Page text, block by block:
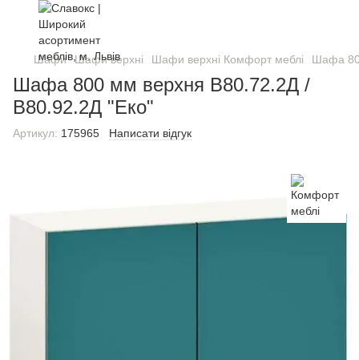
Шафи Шафи верхні Шафи верхні Комфорт меблі Шафа
Шафа 800 мм верхня В80.72.2Д /
В80.92.2Д "Еко"
Артикул: 175965 Написати відгук